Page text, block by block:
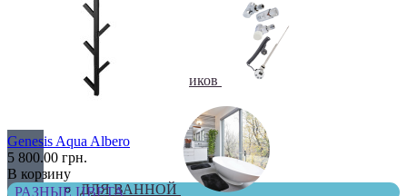
Все для полотенчиков
ДЛЯ ВАННОЙ
Genesis Aqua Albero
5 800.00 грн.
В корзину
РАЗНЫЕ ЦВЕТА